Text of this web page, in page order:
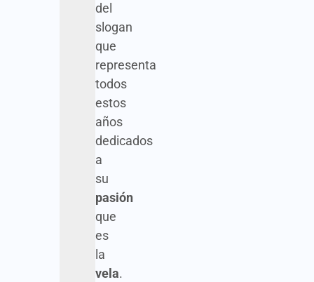
del
slogan
que
representa
todos
estos
años
dedicados
a
su
pasión
que
es
la
vela.